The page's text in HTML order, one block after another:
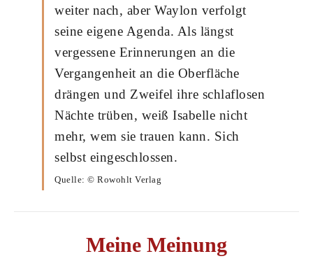
weiter nach, aber Waylon verfolgt
seine eigene Agenda. Als längst
vergessene Erinnerungen an die
Vergangenheit an die Oberfläche
drängen und Zweifel ihre schlaflosen
Nächte trüben, weiß Isabelle nicht
mehr, wem sie trauen kann. Sich
selbst eingeschlossen.
Quelle: © Rowohlt Verlag
Meine Meinung